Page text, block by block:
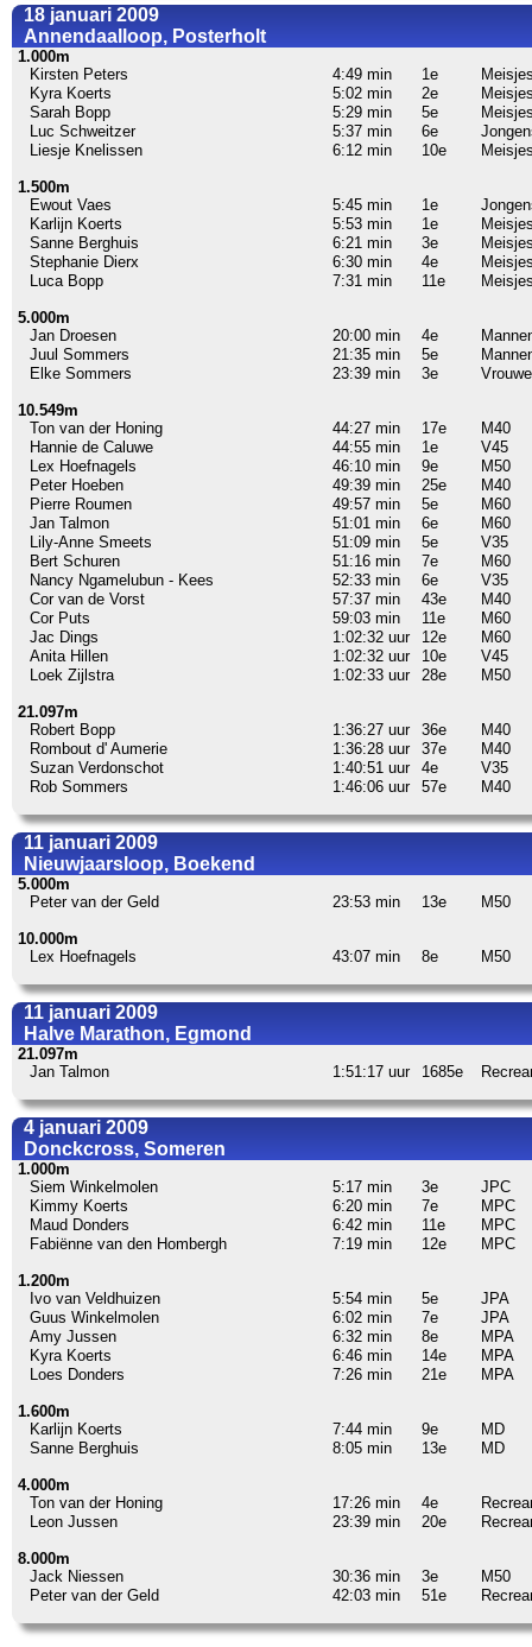
18 januari 2009
Annendaalloop, Posterholt
1.000m
Kirsten Peters
4:49 min 1e
Kyra Koerts
5:02 min 2e
Sarah Bopp
5:29 min 5e
Luc Schweitzer
5:37 min 6e
Liesje Knelissen
6:12 min 10e
1.500m
Ewout Vaes
5:45 min 1e
Karlijn Koerts
5:53 min 1e
Sanne Berghuis
6:21 min 3e
Stephanie Dierx
6:30 min 4e
Luca Bopp
7:31 min 11e
5.000m
Jan Droesen
20:00 min 4e
Juul Sommers
21:35 min 5e
Elke Sommers
23:39 min 3e
10.549m
Ton van der Honing
44:27 min 17e
M40
Hannie de Caluwe
44:55 min 1e
V45
Lex Hoefnagels
46:10 min 9e
M50
Peter Hoeben
49:39 min 25e
M40
Pierre Roumen
49:57 min 5e
M60
Jan Talmon
51:01 min 6e
M60
Lily-Anne Smeets
51:09 min 5e
V35
Bert Schuren
51:16 min 7e
M60
Nancy Ngamelubun - Kees
52:33 min 6e
V35
Cor van de Vorst
57:37 min 43e
M40
Cor Puts
59:03 min 11e
M60
Jac Dings
1:02:32 uur 12e
M60
Anita Hillen
1:02:32 uur 10e
V45
Loek Zijlstra
1:02:33 uur 28e M50
21.097m
Robert Bopp
1:36:27 uur 36e
M40
Rombout d' Aumerie
1:36:28 uur 37e
M40
Suzan Verdonschot
1:40:51 uur 4e
V35
Rob Sommers
1:46:06 uur 57e M40
11 januari 2009
Nieuwjaarsloop, Boekend
5.000m
Peter van der Geld
23:53 min 13e M50
10.000m
Lex Hoefnagels
43:07 min 8e M50
11 januari 2009
Halve Marathon, Egmond
21.097m
Jan Talmon
1:51:17 uur 1685e
4 januari 2009
Donckcross, Someren
1.000m
Siem Winkelmolen
5:17 min 3e
JPC
Kimmy Koerts
6:20 min 7e
MPC
Maud Donders
6:42 min 11e
MPC
Fabiënne van den Hombergh
7:19 min 12e MPC
1.200m
Ivo van Veldhuizen
5:54 min 5e
JPA
Guus Winkelmolen
6:02 min 7e
JPA
Amy Jussen
6:32 min 8e
MPA
Kyra Koerts
6:46 min 14e
MPA
Loes Donders
7:26 min 21e MPA
1.600m
Karlijn Koerts
7:44 min 9e
MD
Sanne Berghuis
8:05 min 13e MD
4.000m
Ton van der Honing
17:26 min 4e
Leon Jussen
23:39 min 20e
8.000m
Jack Niessen
30:36 min 3e
M50
Peter van der Geld
42:03 min 51e